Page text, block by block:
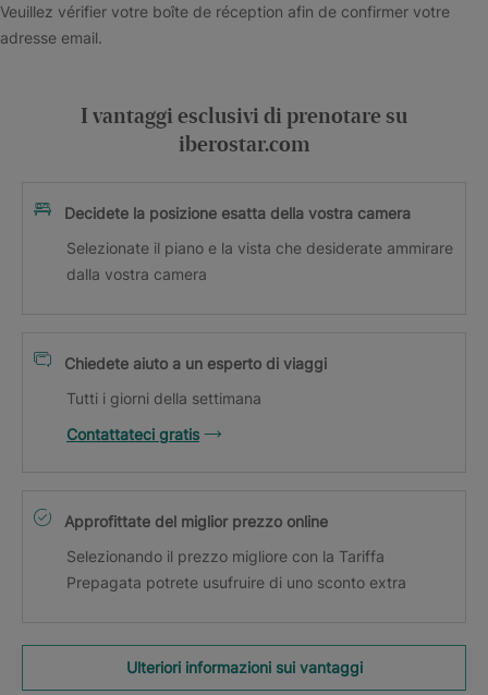
Veuillez vérifier votre boîte de réception afin de confirmer votre
adresse email.
I vantaggi esclusivi di prenotare su
iberostar.com
Decidete la posizione esatta della vostra camera
Selezionate il piano e la vista che desiderate ammirare
dalla vostra camera
Chiedete aiuto a un esperto di viaggi
Tutti i giorni della settimana
Contattateci gratis
Approfittate del miglior prezzo online
Selezionando il prezzo migliore con la Tariffa
Prepagata potrete usufruire di uno sconto extra
Ulteriori informazioni sui vantaggi